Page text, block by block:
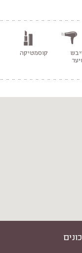
קוסמטיקה